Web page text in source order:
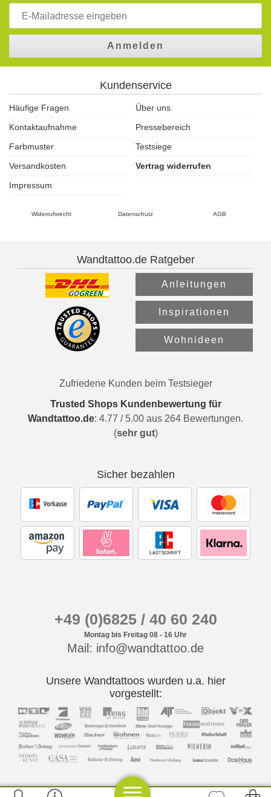
Anmelden
Kundenservice
Häufige Fragen
Über uns
Kontaktaufnahme
Pressebereich
Farbmuster
Testsiege
Versandkosten
Vertrag widerrufen
Impressum
Widerrufsrecht Datenschutz AGB
Wandtattoo.de Ratgeber
Anleitungen
Inspirationen
Wohnideen
Zufriedene Kunden beim Testsieger
Trusted Shops Kundenbewertung für
Wandtattoo.de: 4.77 / 5.00 aus 264 Bewertungen.
(sehr gut)
Sicher bezahlen
+49 (0)6825 / 40 60 240
Montag bis Freitag 08 - 16 Uhr
Mail: info@wandtattoo.de
Unsere Wandtattoos wurden u.a. hier
vorgestellt: